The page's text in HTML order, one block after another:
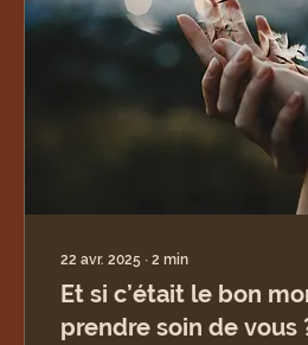
22 avr. 2025 ∙ 2 min
Et si c’était le bon
prendre soin de vous